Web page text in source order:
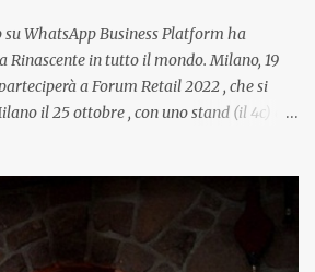
WhatsApp Business Platform ha
in tutto il mondo. Milano, 19
a Forum Retail 2022 , che si
il 25 ottobre , con uno stand (il 4c) e
”. Il primo appuntamento è per le ore
Country Manager di CM.com Italia, che